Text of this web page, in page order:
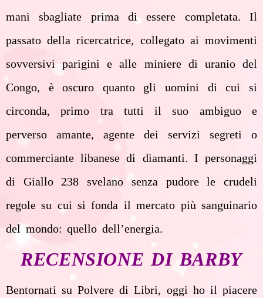
mani sbagliate prima di essere completata. Il
passato della ricercatrice, collegato ai movimenti
sovversivi parigini e alle miniere di uranio del
Congo, è oscuro quanto gli uomini di cui si
circonda, primo tra tutti il suo ambiguo e
perverso amante, agente dei servizi segreti o
commerciante libanese di diamanti. I personaggi
di Giallo 238 svelano senza pudore le crudeli
regole su cui si fonda il mercato più sanguinario
del mondo: quello dell’energia.
RECENSIONE DI BARBY
Bentornati su Polvere di Libri, oggi ho il piacere